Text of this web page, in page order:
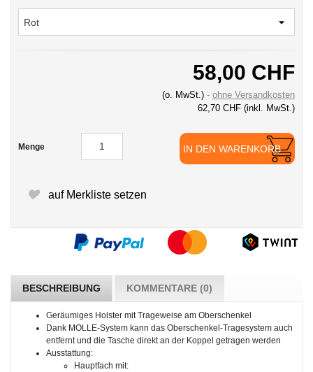
58,00 CHF
(o. MwSt.)
ohne Versandkosten
62,70 CHF (inkl. MwSt.)
Menge IN DEN WARENKORB
auf Merkliste setzen
BESCHREIBUNG KOMMENTARE (0)
Geräumiges Holster mit Trageweise am Oberschenkel
Dank MOLLE-System kann das Oberschenkel-Tragesystem auch
entfernt und die Tasche direkt an der Koppel getragen werden
Ausstattung:
Hauptfach mit: